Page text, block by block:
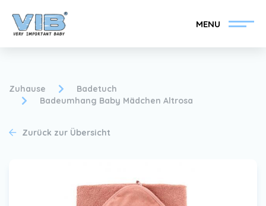
MENU
VIB®-Händler werden
Zuhause
Badetuch
Badeumhang Baby Mädchen Altrosa
Zurück zur Übersicht